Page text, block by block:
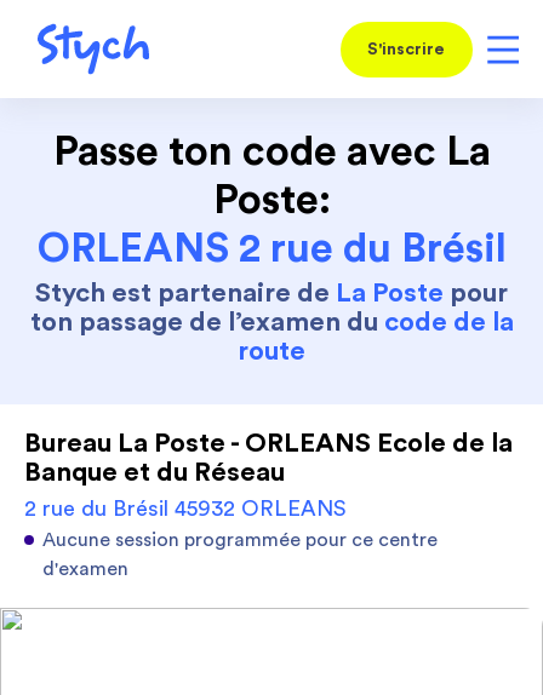
S'inscrire
Passe ton code avec La
Poste:
ORLEANS 2 rue du Brésil
Stych est partenaire de La Poste pour
ton passage de l’examen du code de la
route
Bureau La Poste - ORLEANS Ecole de la
Banque et du Réseau
2 rue du Brésil 45932 ORLEANS
Aucune session programmée pour ce centre
d'examen